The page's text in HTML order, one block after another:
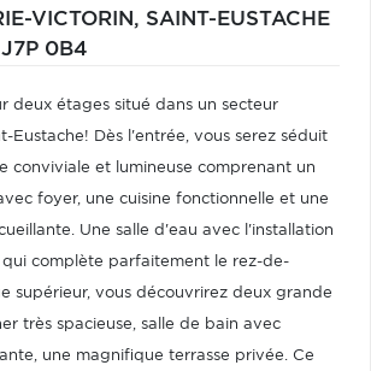
VICTORIN, SAINT-EUSTACHE
J7P 0B4
deux étages situé dans un secteur
Eustache! Dès l'entrée, vous serez séduit
conviviale et lumineuse comprenant un
foyer, une cuisine fonctionnelle et une
Une salle d'eau avec l'installation
qui complète parfaitement le rez-de-
supérieur, vous découvrirez deux grande
très spacieuse, salle de bain avec
une magnifique terrasse privée. Ce